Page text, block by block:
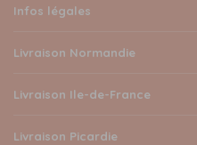
Infos légales
Livraison Normandie
Livraison Ile-de-France
Livraison Picardie